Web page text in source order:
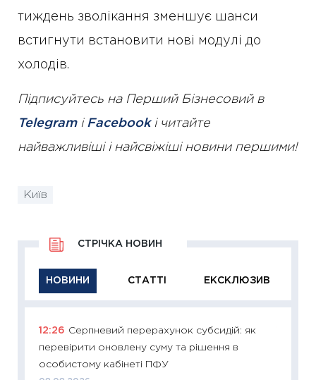
тиждень зволікання зменшує шанси
встигнути встановити нові модулі до
холодів.
Підписуйтесь на Перший Бізнесовий в
Telegramі Facebookі читайте
найважливіші і найсвіжіші новини першими!
Київ
НОВИНИ СТАТТІ ЕКСКЛЮЗИВ
СТРІЧКА НОВИН
12:26 Серпневий перерахунок субсидій: як
перевірити оновлену суму та рішення в
особистому кабінеті ПФУ